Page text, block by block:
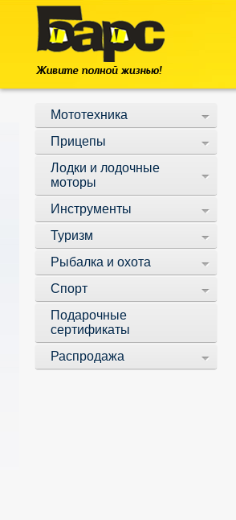
Мототехника
Прицепы
Лодки и лодочные
моторы
Инструменты
Туризм
Рыбалка и охота
Спорт
Подарочные
сертификаты
Распродажа